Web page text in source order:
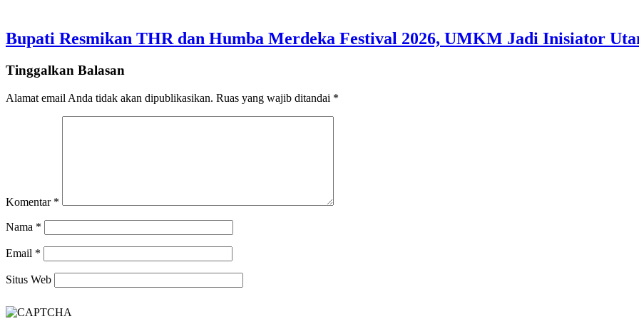
Bupati Resmikan THR dan Humba Merdeka Festival 2026, UMKM Jadi Inisiator
Tinggalkan Balasan
Alamat email Anda tidak akan dipublikasikan. Ruas yang wajib ditandai *
Komentar *
Nama *
Email *
Situs Web